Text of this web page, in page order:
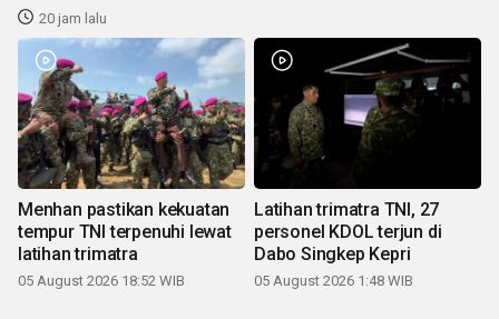
20 jam lalu
Menhan pastikan kekuatan
tempur TNI terpenuhi lewat
latihan trimatra
05 August 2026 18:52 WIB
Latihan trimatra TNI, 27
personel KDOL terjun di
Dabo Singkep Kepri
05 August 2026 1:48 WIB